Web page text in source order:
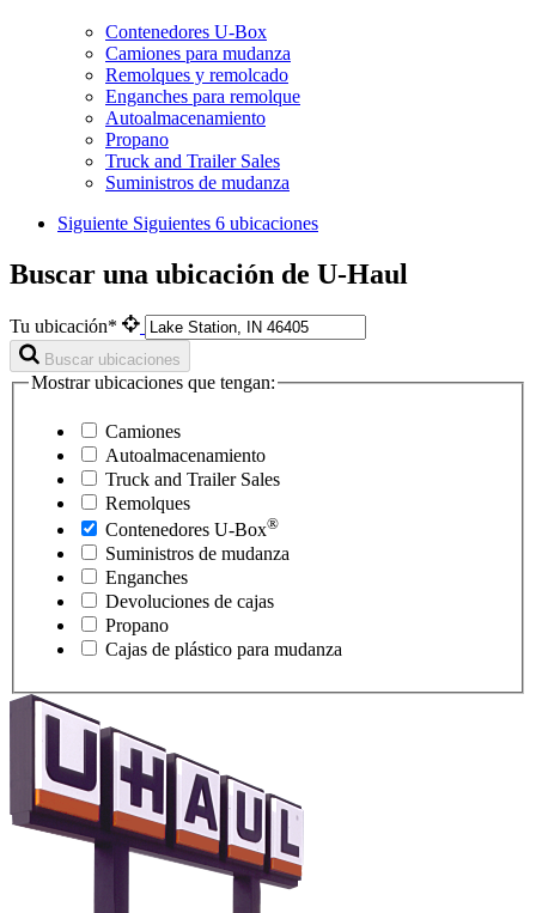
Contenedores U-Box
Camiones para mudanza
Remolques y remolcado
Enganches para remolque
Autoalmacenamiento
Propano
Truck and Trailer Sales
Suministros de mudanza
Siguiente Siguientes 6 ubicaciones
Buscar una ubicación de U-Haul
Tu ubicación*
Buscar ubicaciones
Mostrar ubicaciones que tengan:
Camiones
Autoalmacenamiento
Truck and Trailer Sales
Remolques
Contenedores U-Box®
Suministros de mudanza
Enganches
Devoluciones de cajas
Propano
Cajas de plástico para mudanza